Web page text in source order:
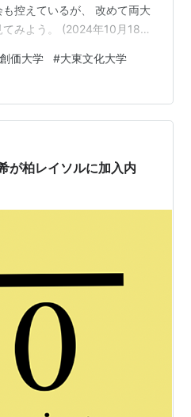
控えているが、 改めて両大
みよう。 (2024年10月18日
創価大学 #大東文化大学
が柏レイソルに加入内